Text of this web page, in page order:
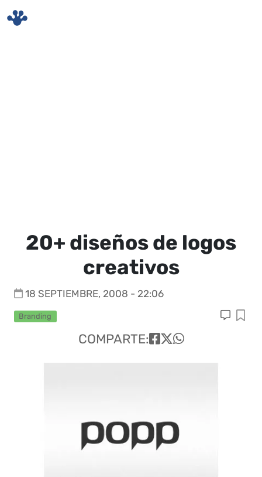
20+ diseños de logos
creativos
18 SEPTIEMBRE, 2008 - 22:06
Branding
COMPARTE: